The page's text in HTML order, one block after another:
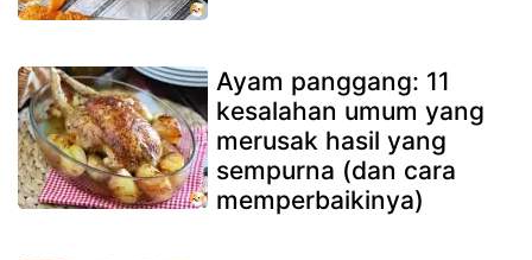
Ayam panggang: 11
kesalahan umum yang
merusak hasil yang
sempurna (dan cara
memperbaikinya)